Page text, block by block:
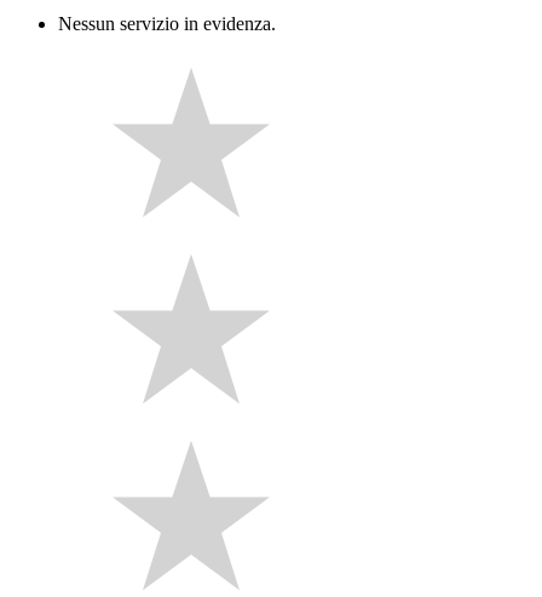
Nessun servizio in evidenza.